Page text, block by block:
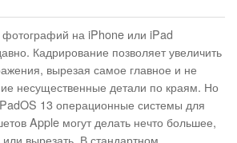
фотографий на iPhone или iPad
Кадрирование позволяет увеличить
вырезая самое главное и не
несущественные детали по краям. Но
13 операционные системы для
Apple могут делать нечто большее,
вырезать. В стандартном